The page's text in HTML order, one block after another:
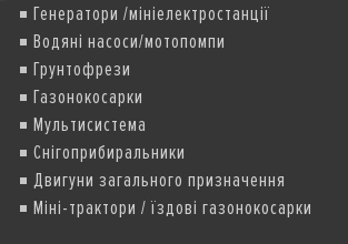
Генератори /мініелектростанції
Водяні насоси/мотопомпи
Грунтофрези
Газонокосарки
Мультисистема
Снігоприбиральники
Двигуни загального призначення
Міні-трактори / їздові газонокосарки